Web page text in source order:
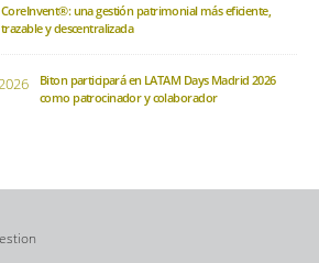
CoreInvent®: una gestión patrimonial más eficiente,
trazable y descentralizada
Biton participará en LATAM Days Madrid 2026
como patrocinador y colaborador